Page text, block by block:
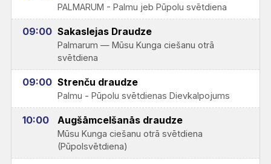
PALMARUM - Palmu jeb Pūpolu svētdiena
09:00 Sakaslejas Draudze
Palmarum — Mūsu Kunga ciešanu otrā
svētdiena
09:00 Strenču draudze
Palmu - Pūpolu svētdienas Dievkalpojums
10:00 Augšāmcelšanās draudze
Mūsu Kunga ciešanu otrā svētdiena
(Pūpolsvētdiena)